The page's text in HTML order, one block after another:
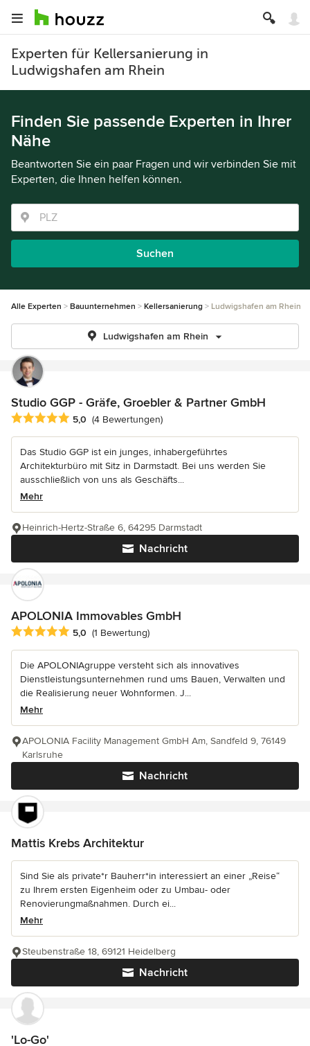
Experten für Kellersanierung in
Ludwigshafen am Rhein
Finden Sie passende Experten in Ihrer
Nähe
Beantworten Sie ein paar Fragen und wir verbinden Sie mit
Experten, die Ihnen helfen können.
Suchen
Alle Experten Bauunternehmen Kellersanierung Ludwigshafen am Rhein
Ludwigshafen am Rhein
Studio GGP - Gräfe, Groebler & Partner GmbH
Durchschnittliche Bewertung: 5 von 5 Sternen
5,0 (4 Bewertungen)
Das Studio GGP ist ein junges, inhabergeführtes
Architekturbüro mit Sitz in Darmstadt. Bei uns werden Sie
ausschließlich von uns als Geschäfts...
Mehr
Nachricht
Heinrich-Hertz-Straße 6, 64295 Darmstadt
APOLONIA Immovables GmbH
Durchschnittliche Bewertung: 5 von 5 Sternen
5,0 (1 Bewertung)
Die APOLONIAgruppe versteht sich als innovatives
Dienstleistungsunternehmen rund ums Bauen, Verwalten und
die Realisierung neuer Wohnformen. J...
Mehr
Nachricht
APOLONIA Facility Management GmbH Am, Sandfeld 9, 76149
Karlsruhe
Mattis Krebs Architektur
Sind Sie als private*r Bauherr*in interessiert an einer „Reise“
zu Ihrem ersten Eigenheim oder zu Umbau- oder
Renovierungmaßnahmen. Durch ei...
Mehr
Nachricht
Steubenstraße 18, 69121 Heidelberg
'Lo-Go'